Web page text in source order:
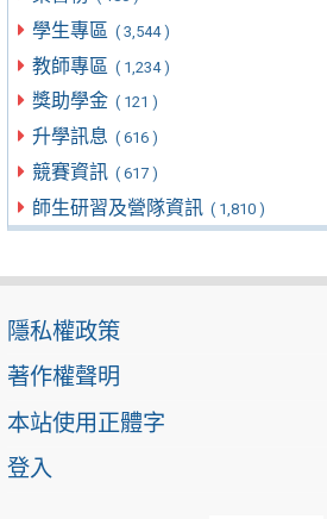
學生專區 ( 3,544 )
教師專區 ( 1,234 )
獎助學金 ( 121 )
升學訊息 ( 616 )
競賽資訊 ( 617 )
師生研習及營隊資訊 ( 1,810 )
隱私權政策
著作權聲明
本站使用正體字
登入